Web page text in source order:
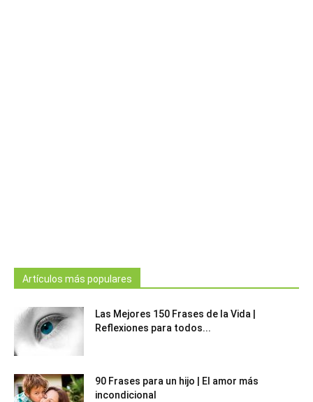
Artículos más populares
Las Mejores 150 Frases de la Vida |
Reflexiones para todos...
90 Frases para un hijo | El amor más
incondicional